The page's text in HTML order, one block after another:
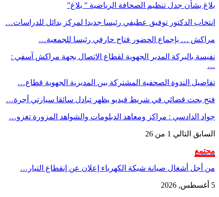
بلاغ بشأن جدل تنظيم الصحافة الرياضية ” بلاغ”
انتخاب الدكتور توفيق عطيفي رئيسا جديدا لمركز بدائل للدراسات…
مراكش … بإجماع الحضور فتاح حارفي رئيسا للجمعية…
نفيسة بالبركة المدير الجهوية لقطاع الاتصال بجهة مراكش آسفي :
…
تفاصيل الندوة الصحفية المشتركة بين المديرية الجهوية قطاع…
فتح بحث قضائي في شريط فيديو يظهر تبادل سائقا سيارتي أجرة…
جواد الدادسي : مراكز ومعاهد الدبلومات والشواهد المزورة تغزو…
السابق التالي 1 من 26
مجتمع
من أجل أشغال صيانة شبكة الكهرباء إعلان عن إنقطاع التيار…
5 أغسطس, 2026